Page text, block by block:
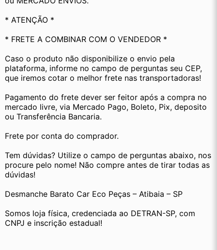
* ATENÇÃO *
* FRETE A COMBINAR COM O VENDEDOR *
Caso o produto não disponibilize o envio pela
plataforma, informe no campo de perguntas seu CEP,
que iremos cotar o melhor frete nas transportadoras!
Pagamento do frete dever ser feitor após a compra no
mercado livre, via Mercado Pago, Boleto, Pix, deposito
ou Transferência Bancaria.
Frete por conta do comprador.
Tem dúvidas? Utilize o campo de perguntas abaixo, nos
procure pelo nome! Não compre antes de tirar todas as
dúvidas!
Desmanche Barato Car Eco Peças – Atibaia – SP
Somos loja física, credenciada ao DETRAN-SP, com
CNPJ e inscrição estadual!